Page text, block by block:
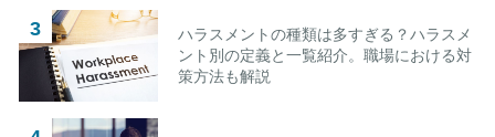
ハラスメントの種類は多すぎる？ハラスメ
ント別の定義と一覧紹介。職場における対
策方法も解説